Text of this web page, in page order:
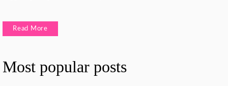
Read More
Most popular posts